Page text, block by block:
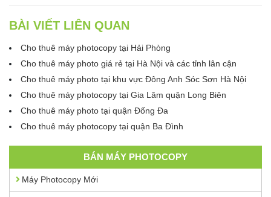
BÀI VIẾT LIÊN QUAN
Cho thuê máy photocopy tại Hải Phòng
Cho thuê máy photo giá rẻ tại Hà Nội và các tỉnh lân cận
Cho thuê máy photo tại khu vực Đông Anh Sóc Sơn Hà Nội
Cho thuê máy photocopy tại Gia Lâm quận Long Biên
Cho thuê máy photo tại quận Đống Đa
Cho thuê máy photocopy tại quận Ba Đình
BÁN MÁY PHOTOCOPY
Máy Photocopy Mới